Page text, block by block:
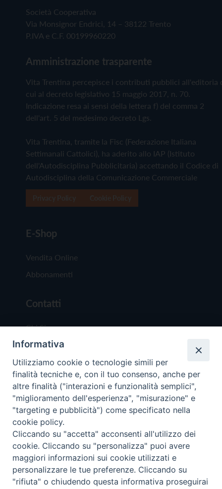
Società Cooperativa
Via Monsignor Endrici, 14 – 38122 Trento
P.IVA e C.F. 00199960220
Amministrazione trasparente
Vita Trentina percepisce i contributi pubblici all'editoria
cui al decreto legislativo 15 maggio 2017, n. 70.
Indicazione resa ai sensi della lettera f) del comma 2
dell'art. 5 del medesimo decreto Lgs.
Vita Trentina, tramite la Fisc (Federazione Italiana
Settimanali Cattolici), ha aderito allo IAP (Istituto
dell'Autodisciplina Pubblicitaria) accettando il Codice di
Autodisciplina della Comunicazione Commerciale
E-Shop
Vendita Online
Abbonamenti
Contatti
Chi Siamo
Redazione
Scrivici
Copyright © 2019 - Tutti i diritti riservati - Vita
Trentina Editrice
Privacy Policy
Torna
Informativa
Utilizziamo cookie o tecnologie simili per
finalità tecniche e, con il tuo consenso, anche per
altre finalità ("interazioni e funzionalità semplici",
"miglioramento dell'esperienza", "misurazione" e
"targeting e pubblicità") come specificato nella
cookie policy.
Cliccando su "accetta" acconsenti all'utilizzo dei
cookie. Cliccando su "personalizza" puoi avere
maggiori informazioni sui cookie utilizzati e
personalizzare le tue preferenze. Cliccando su
"rifiuta" o chiudendo questa informativa proseguirai